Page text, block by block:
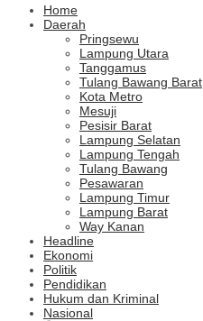
Home
Daerah
Pringsewu
Lampung Utara
Tanggamus
Tulang Bawang Barat
Kota Metro
Mesuji
Pesisir Barat
Lampung Selatan
Lampung Tengah
Tulang Bawang
Pesawaran
Lampung Timur
Lampung Barat
Way Kanan
Headline
Ekonomi
Politik
Pendidikan
Hukum dan Kriminal
Nasional